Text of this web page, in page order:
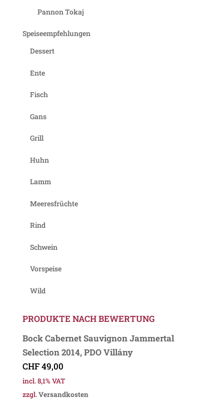
Pannon Tokaj
Speiseempfehlungen
Dessert
Ente
Fisch
Gans
Grill
Huhn
Lamm
Meeresfrüchte
Rind
Schwein
Vorspeise
Wild
PRODUKTE NACH BEWERTUNG
Bock Cabernet Sauvignon Jammertal
Selection 2014, PDO Villány
CHF49,00
incl. 8,1% VAT
zzgl.Versandkosten